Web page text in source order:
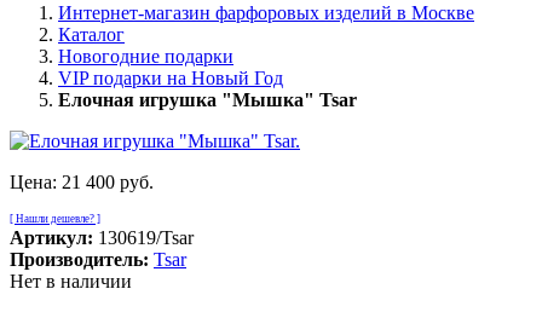
Интернет-магазин фарфоровых изделий в Москве
Каталог
Новогодние подарки
VIP подарки на Новый Год
Елочная игрушка "Мышка" Tsar
Цена: 21 400 руб.
[ Нашли дешевле? ]
Артикул: 130619/Tsar
Производитель: Tsar
Нет в наличии